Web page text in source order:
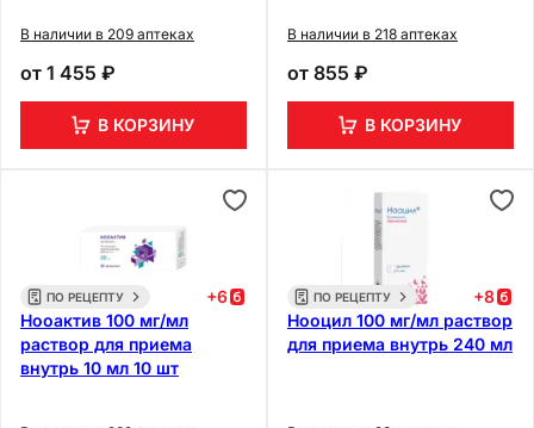
В наличии в 209 аптеках
от 1 455 ₽
В КОРЗИНУ
В наличии в 218 аптеках
от 855 ₽
В КОРЗИНУ
ПО РЕЦЕПТУ +6
Нооактив 100 мг/мл
раствор для приема
внутрь 10 мл 10 шт
ПО РЕЦЕПТУ +8
Нооцил 100 мг/мл раствор
для приема внутрь 240 мл